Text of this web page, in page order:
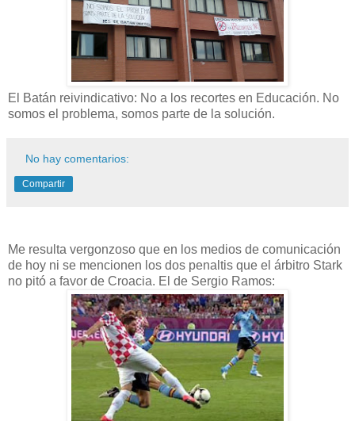
El Batán reivindicativo: No a los recortes en Educación. No
somos el problema, somos parte de la solución.
No hay comentarios:
Compartir
Me resulta vergonzoso que en los medios de comunicación
de hoy ni se mencionen los dos penaltis que el árbitro Stark
no pitó a favor de Croacia. El de Sergio Ramos: